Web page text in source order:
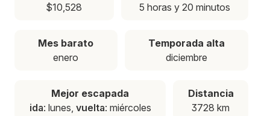
$10,528
5 horas y 20 minutos
Mes barato
enero
Temporada alta
diciembre
Mejor escapada
ida: lunes, vuelta: miércoles
Distancia
3728 km